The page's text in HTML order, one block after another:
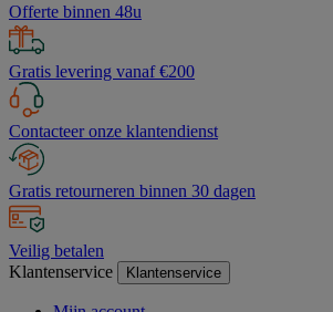
Offerte binnen 48u
Gratis levering vanaf €200
Contacteer onze klantendienst
Gratis retourneren binnen 30 dagen
Veilig betalen
Klantenservice
Klantenservice